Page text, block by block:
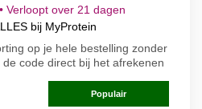
• Verloopt over 21 dagen
bij MyProtein
op je hele bestelling zonder
code direct bij het afrekenen
Populair